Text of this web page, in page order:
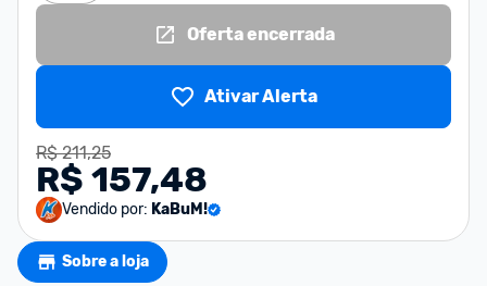
Oferta encerrada
Ativar Alerta
R$ 211,25
R$ 157,48
Vendido por: KaBuM!
Sobre a loja